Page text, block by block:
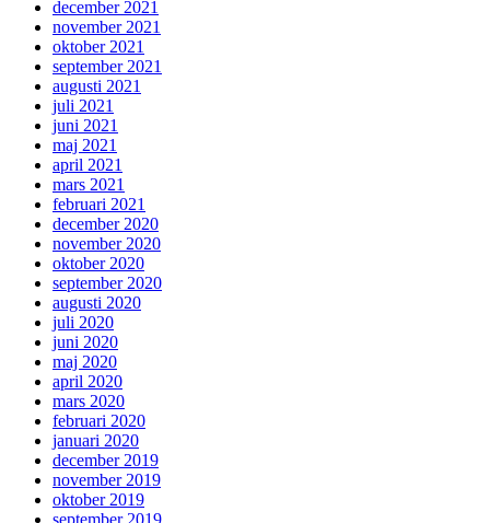
december 2021
november 2021
oktober 2021
september 2021
augusti 2021
juli 2021
juni 2021
maj 2021
april 2021
mars 2021
februari 2021
december 2020
november 2020
oktober 2020
september 2020
augusti 2020
juli 2020
juni 2020
maj 2020
april 2020
mars 2020
februari 2020
januari 2020
december 2019
november 2019
oktober 2019
september 2019